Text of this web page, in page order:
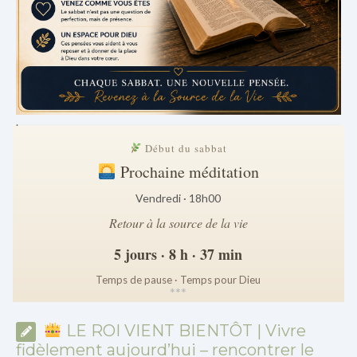
.
Début du sabbat
Prochaine méditation
Vendredi · 18h00
Retour à la source de la vie
5 jours · 8 h · 37 min
Temps de pause · Temps pour Dieu
***
LE ROI VIENT BIENTÔT | Vivre
fidèlement aujourd’hui – rencontrer le